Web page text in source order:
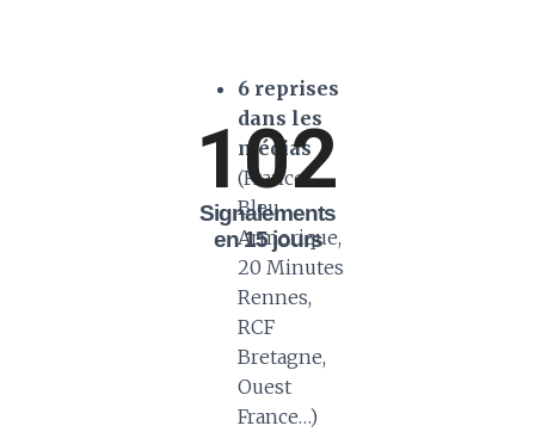
102
Signalements
en 15 jours
6 reprises
dans les
médias
(France
Bleu
Armorique,
20 Minutes
Rennes,
RCF
Bretagne,
Ouest
France…)